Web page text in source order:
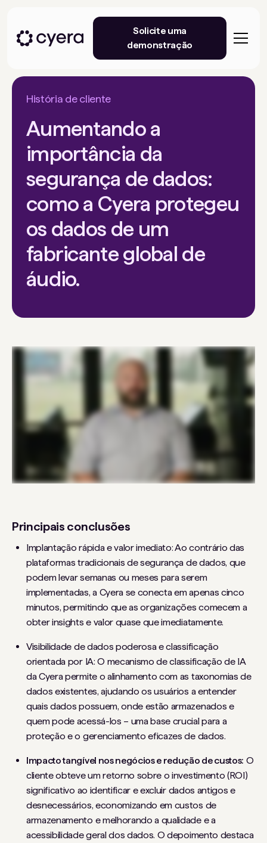
Solicite uma
demonstração
História de cliente
Aumentando a
importância da
segurança de dados:
como a Cyera protegeu
os dados de um
fabricante global de
áudio.
Principais conclusões
Implantação rápida e valor imediato: Ao contrário das
plataformas tradicionais de segurança de dados, que
podem levar semanas ou meses para serem
implementadas, a Cyera se conecta em apenas cinco
minutos, permitindo que as organizações comecem a
obter insights e valor quase que imediatamente.
Visibilidade de dados poderosa e classificação
orientada por IA: O mecanismo de classificação de IA
da Cyera permite o alinhamento com as taxonomias de
dados existentes, ajudando os usuários a entender
quais dados possuem, onde estão armazenados e
quem pode acessá-los – uma base crucial para a
proteção e o gerenciamento eficazes de dados.
Impacto tangível nos negócios e redução de custos: O
cliente obteve um retorno sobre o investimento (ROI)
significativo ao identificar e excluir dados antigos e
desnecessários, economizando em custos de
armazenamento e melhorando a qualidade e a
acessibilidade geral dos dados. O depoimento destaca